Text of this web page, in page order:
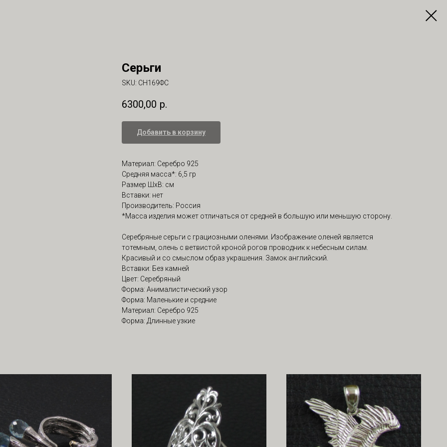
Серьги
SKU: СН169ФС
6300,00 р.
Добавить в корзину
Материал: Серебро 925
Средняя масса*: 6,5 гр
Размер ШхВ: см
Вставки: нет
Производитель: Россия
*Масса изделия может отличаться от средней в большую или меньшую сторону.
Серебряные серьги с грациозными оленями. Изображение оленей является
тотемным, олень с ветвистой кроной рогов проводник к небесным силам.
Красивый и со смыслом образ украшения. Замок английский.
Вставки: Без камней
Цвет: Серебряный
Форма: Анималистический узор
Форма: Маленькие и средние
Материал: Серебро 925
Форма: Длинные узкие